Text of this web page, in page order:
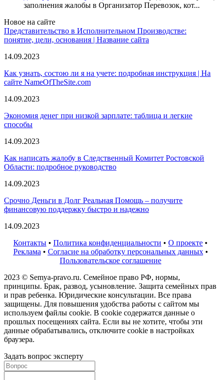
заполнения жалобы в Организатор Перевозок, кот...
Новое на сайте
Представительство в Исполнительном Производстве:
понятие, цели, основания | Название сайта
14.09.2023
Как узнать, состою ли я на учете: подробная инструкция | На
сайте NameOfTheSite.com
14.09.2023
Экономия денег при низкой зарплате: таблица и легкие
способы
14.09.2023
Как написать жалобу в Следственный Комитет Ростовской
Области: подробное руководство
14.09.2023
Срочно Деньги в Долг Реальная Помощь – получите
финансовую поддержку быстро и надежно
14.09.2023
Контакты • Политика конфиденциальности • О проекте •
Реклама • Согласие на обработку персональных данных•
Пользовательское соглашение
2023 © Semya-pravo.ru. Семейное право РФ, нормы,
принципы. Брак, развод, усыновление. Защита семейных прав
и прав ребенка. Юридические консультации. Все права
защищены. Для повышения удобства работы с сайтом мы
используем файлы cookie. В cookie содержатся данные о
прошлых посещениях сайта. Если вы не хотите, чтобы эти
данные обрабатывались, отключите cookie в настройках
браузера.
Задать вопрос эксперту